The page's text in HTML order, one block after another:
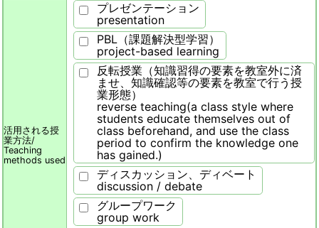
活用される授
業方法/
Teaching
methods used
プレゼンテーション
presentation
PBL（課題解決型学習）
project-based learning
反転授業（知識習得の要素を教室外に済
ませ、知識確認等の要素を教室で行う授
業形態）
reverse teaching(a class style where
students educate themselves out of
class beforehand, and use the class
period to confirm the knowledge one
has gained.)
ディスカッション、ディベート
discussion / debate
グループワーク
group work